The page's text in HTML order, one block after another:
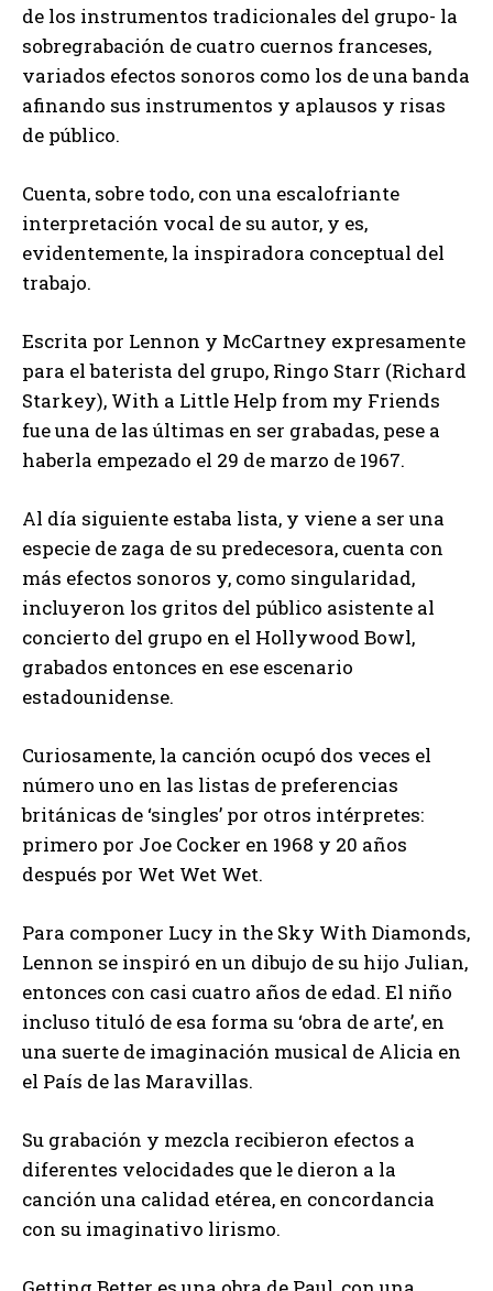
de los instrumentos tradicionales del grupo- la
sobregrabación de cuatro cuernos franceses,
variados efectos sonoros como los de una banda
afinando sus instrumentos y aplausos y risas
de público.
Cuenta, sobre todo, con una escalofriante
interpretación vocal de su autor, y es,
evidentemente, la inspiradora conceptual del
trabajo.
Escrita por Lennon y McCartney expresamente
para el baterista del grupo, Ringo Starr (Richard
Starkey), With a Little Help from my Friends
fue una de las últimas en ser grabadas, pese a
haberla empezado el 29 de marzo de 1967.
Al día siguiente estaba lista, y viene a ser una
especie de zaga de su predecesora, cuenta con
más efectos sonoros y, como singularidad,
incluyeron los gritos del público asistente al
concierto del grupo en el Hollywood Bowl,
grabados entonces en ese escenario
estadounidense.
Curiosamente, la canción ocupó dos veces el
número uno en las listas de preferencias
británicas de ‘singles’ por otros intérpretes:
primero por Joe Cocker en 1968 y 20 años
después por Wet Wet Wet.
Para componer Lucy in the Sky With Diamonds,
Lennon se inspiró en un dibujo de su hijo Julian,
entonces con casi cuatro años de edad. El niño
incluso tituló de esa forma su ‘obra de arte’, en
una suerte de imaginación musical de Alicia en
el País de las Maravillas.
Su grabación y mezcla recibieron efectos a
diferentes velocidades que le dieron a la
canción una calidad etérea, en concordancia
con su imaginativo lirismo.